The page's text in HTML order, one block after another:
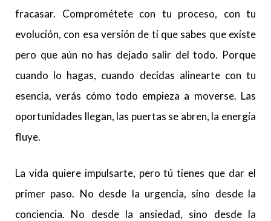
fracasar. Comprométete con tu proceso, con tu
evolución, con esa versión de ti que sabes que existe
pero que aún no has dejado salir del todo. Porque
cuando lo hagas, cuando decidas alinearte con tu
esencia, verás cómo todo empieza a moverse. Las
oportunidades llegan, las puertas se abren, la energía
fluye.
La vida quiere impulsarte, pero tú tienes que dar el
primer paso. No desde la urgencia, sino desde la
conciencia. No desde la ansiedad, sino desde la